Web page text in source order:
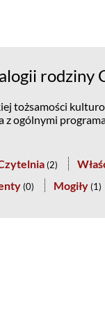
rodziny
tożsamości
z ogólnymi
(2)
(0) Mogiły (1)